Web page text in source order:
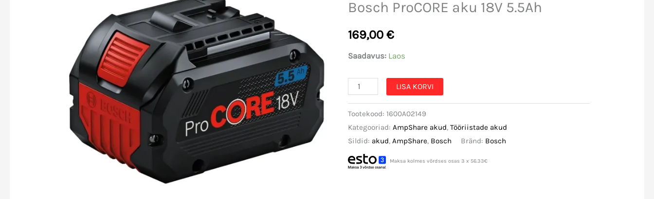
Bosch ProCORE aku 18V 5.5Ah
169,00€
Saadavus: Laos
Bosch
aku
18V
5.5Ah
kogus
LISA KORVI
Tootekood:1600A02149
Kategooriad:AmpShare akud,Tööriistade akud
Sildid: akud,AmpShare, Bosch Bränd: Bosch
Maksa kolmes võrdses osas 3 x 56.33€